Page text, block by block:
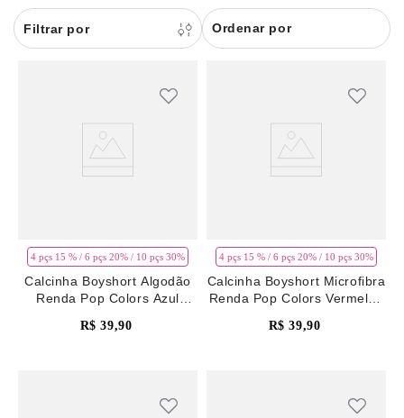
Ordenar por
4 pçs 15 % / 6 pçs 20% / 10 pçs 30%
Calcinha Boyshort Algodão
Renda Pop Colors Azul
R$ 39,90
4 pçs 15 % / 6 pçs 20% / 10 pçs 30%
Calcinha Boyshort Microfibra
Renda Pop Colors Vermelho
R$ 39,90
8
9 sutiã renda